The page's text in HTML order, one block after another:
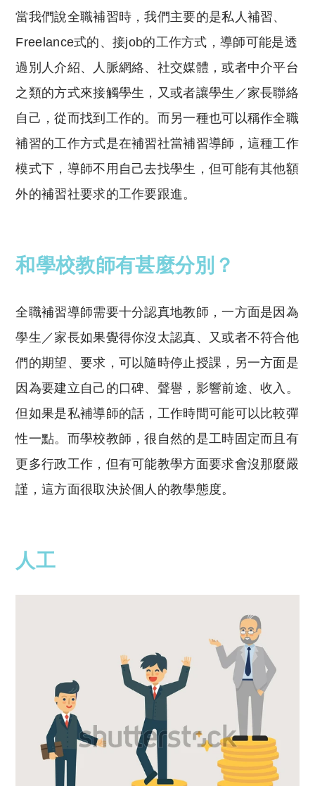
當我們說全職補習時，我們主要的是私人補習、
Freelance式的、接job的工作方式，導師可能是透
過別人介紹、人脈網絡、社交媒體，或者中介平台
之類的方式來接觸學生，又或者讓學生／家長聯絡
自己，從而找到工作的。而另一種也可以稱作全職
補習的工作方式是在補習社當補習導師，這種工作
模式下，導師不用自己去找學生，但可能有其他額
外的補習社要求的工作要跟進。
和學校教師有甚麼分別？
全職補習導師需要十分認真地教師，一方面是因為
學生／家長如果覺得你沒太認真、又或者不符合他
們的期望、要求，可以隨時停止授課，另一方面是
因為要建立自己的口碑、聲譽，影響前途、收入。
但如果是私補導師的話，工作時間可能可以比較彈
性一點。而學校教師，很自然的是工時固定而且有
更多行政工作，但有可能教學方面要求會沒那麼嚴
謹，這方面很取決於個人的教學態度。
人工